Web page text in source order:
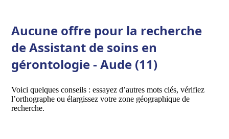
Aucune offre pour la recherche
de Assistant de soins en
gérontologie - Aude (11)
Voici quelques conseils : essayez d’autres mots clés, vérifiez
l’orthographe ou élargissez votre zone géographique de
recherche.